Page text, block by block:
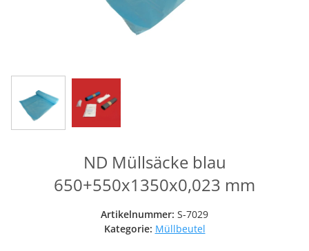
ND Müllsäcke blau
650+550x1350x0,023 mm
Artikelnummer: S-7029
Kategorie: Müllbeutel